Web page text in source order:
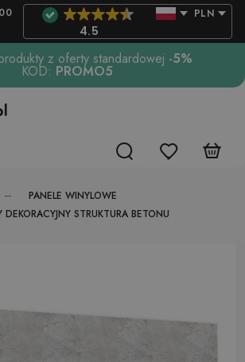
4.5
PLN
z oferty standardowej -5%
KOD: PROMO5
PANELE WINYLOWE
DEKORACYJNY STRUKTURA BETONU